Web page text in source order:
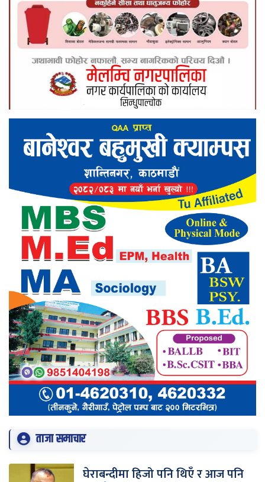
ताजा समाचार
घेराबन्दीमा हिजो पनि थिएँ र आज पनि